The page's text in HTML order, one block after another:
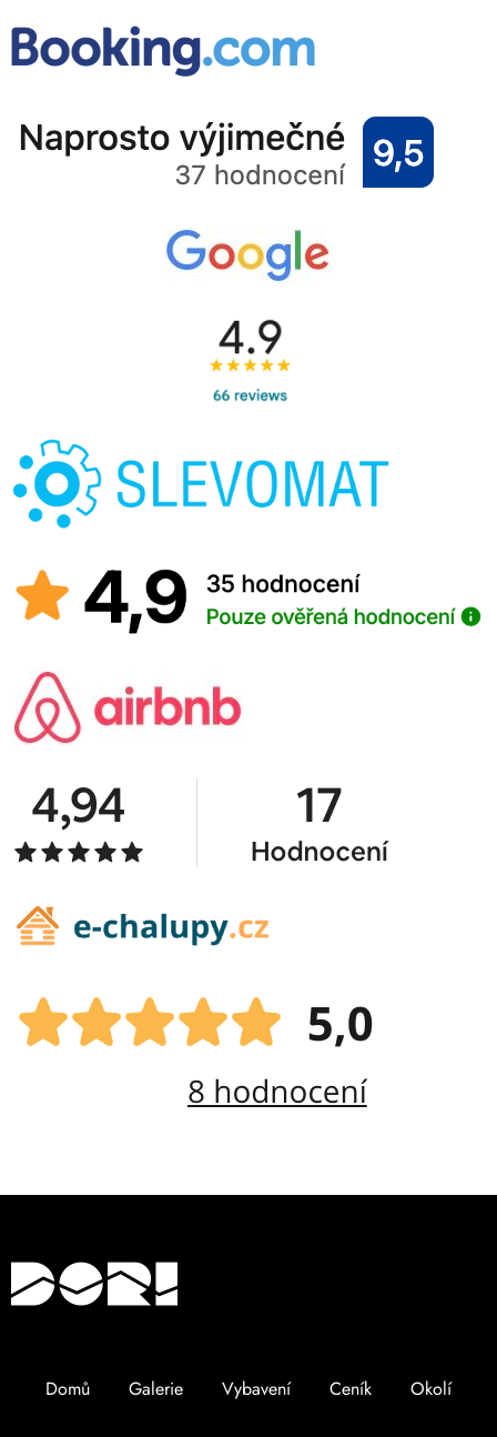
Domů Galerie Vybavení Ceník Okolí